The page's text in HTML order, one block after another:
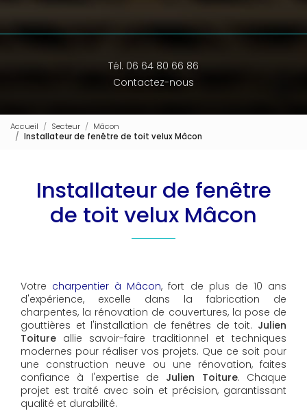
Tél. 06 64 80 66 86
Contactez-nous
Accueil Secteur
Mâcon
Installateur de fenêtre de toit velux Mâcon
Installateur de fenêtre
de toit velux Mâcon
Votre charpentier à Mâcon, fort de plus de 10 ans
d'expérience, excelle dans la fabrication de
charpentes, la rénovation de couvertures, la pose de
gouttières et l'installation de fenêtres de toit. Julien
Toiture allie savoir-faire traditionnel et techniques
modernes pour réaliser vos projets. Que ce soit pour
une construction neuve ou une rénovation, faites
confiance à l'expertise de Julien Toiture. Chaque
projet est traité avec soin et précision, garantissant
qualité et durabilité.